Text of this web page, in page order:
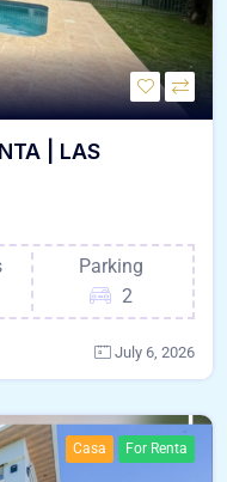
| LAS
Parking
2
July 6, 2026
Casa For Renta